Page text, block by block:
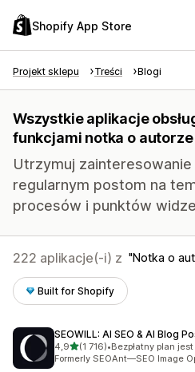
Shopify App Store
Projekt sklepu Treści Blogi
Wszystkie aplikacje
funkcjami notka o autorze
Utrzymuj
regularnym postom na
procesów i punktów
222 aplikacje(-i) z Notka o
Built for Shopify
SEOWILL: AI SEO & AI Blog
4,9na 5 gwiazdek
(1 716)
Łączna liczba recenzji: 1716
•Bezpłatny plan
Formerly SEOAnt—SEO Image